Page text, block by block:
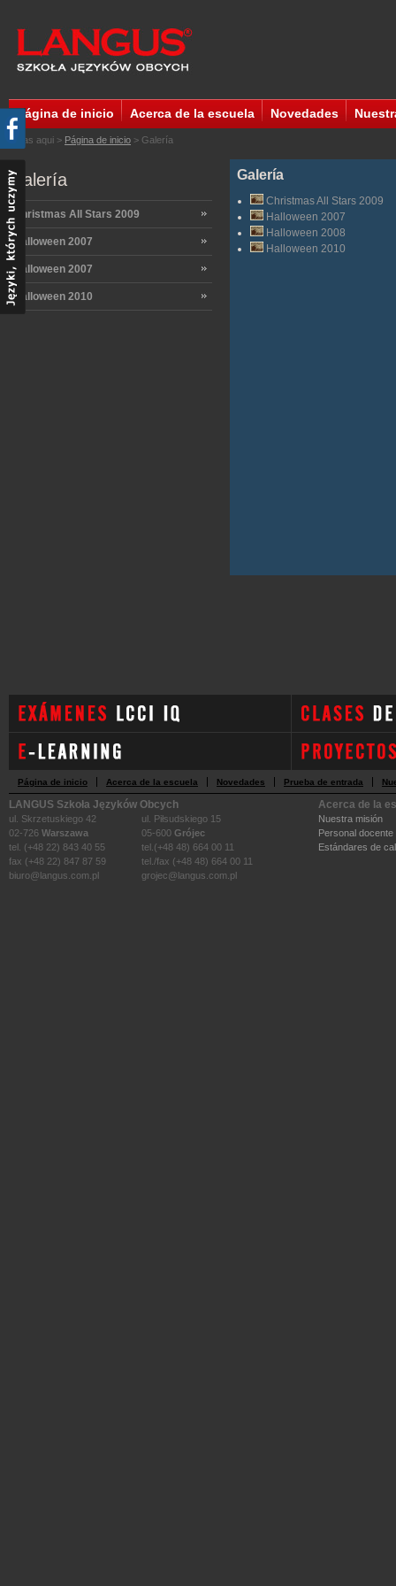
Página de inicio Acerca de la escuela Novedades
Estas aqui > Página de inicio > Galería
Galería
Christmas All Stars 2009
Halloween 2007
Halloween 2007
Halloween 2010
Galería
Christmas All Stars 2009
Halloween 2007
Halloween 2008
Halloween 2010
Página de inicio Acerca de la escuela Novedades Prueba de entrada
LANGUS Szkoła Języków Obcych
ul. Skrzetuskiego 42
02-726 Warszawa
tel. (+48 22) 843 40 55
fax (+48 22) 847 87 59
biuro@langus.com.pl
ul. Piłsudskiego 15
05-600 Grójec
tel.(+48 48) 664 00 11
tel./fax (+48 48) 664 00 11
grojec@langus.com.pl
Acerca de la
Nuestra misión
Personal docente
Estándares de